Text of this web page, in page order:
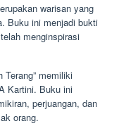
warisan yang
Buku ini menjadi bukti
menginspirasi
Terang” memiliki
Kartini. Buku ini
perjuangan, dan
orang.